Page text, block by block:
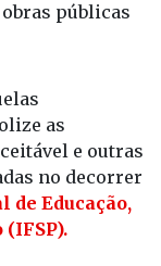
públicas
as
e outras
no decorrer
de Educação,
(IFSP).